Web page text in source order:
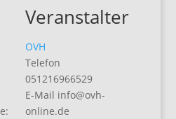
Veranstalter
OVH
Telefon
051216966529
E-Mail info@ovh-
online.de